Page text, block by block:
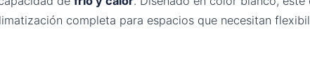
completa para espacios que necesitan